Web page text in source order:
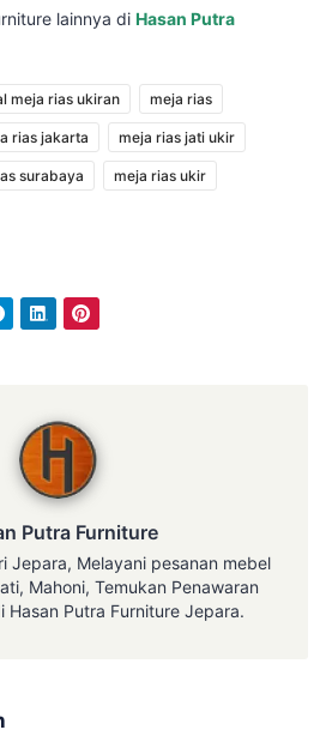
lainnya di Hasan Putra
meja rias ukiran meja rias
rias jakarta meja rias jati ukir
surabaya meja rias ukir
Putra Furniture
Jepara, Melayani pesanan mebel
Mahoni, Temukan Penawaran
Hasan Putra Furniture Jepara.